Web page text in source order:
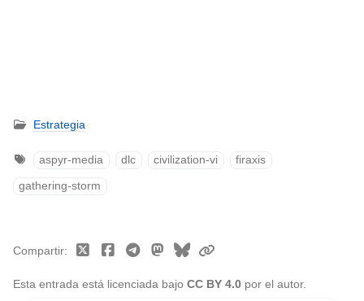
Estrategia
aspyr-media dlc civilization-vi firaxis
gathering-storm
Esta entrada está licenciada bajo CC BY 4.0 por el autor.
Compartir